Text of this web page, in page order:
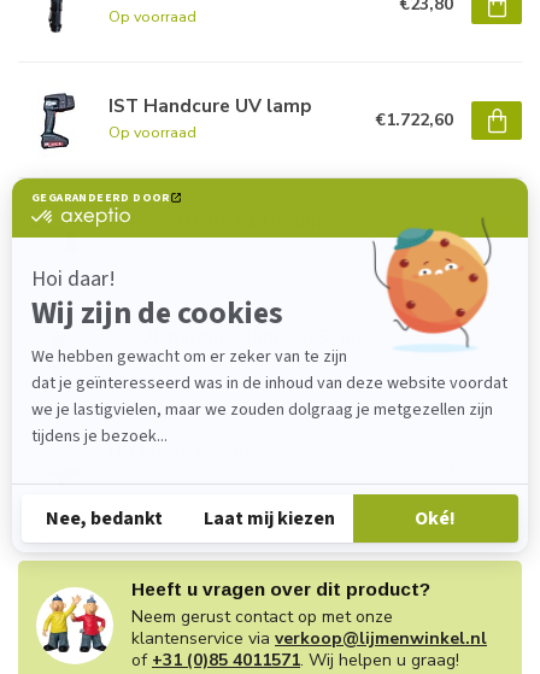
Op voorraad
IST Handcure UV lamp
Op voorraad
€1.722,60
IST SPOTcure 01 UV lamp
€983,70
Op voorraad
€23,80
Op voorraad
Heeft u vragen over dit product?
Neem gerust contact op met onze
klantenservice via verkoop@lijmenwinkel.nl
of +31 (0)85 4011571. Wij helpen u graag!